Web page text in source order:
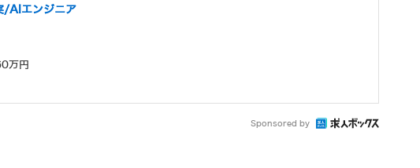
/AIエンジニア
万円
Sponsored by